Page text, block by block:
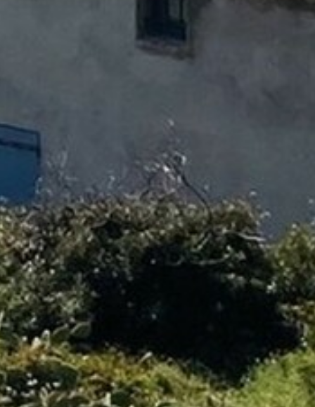
CHOEUR DE FESTIVITÉS
DÉVELOPPEMENT DURABLE